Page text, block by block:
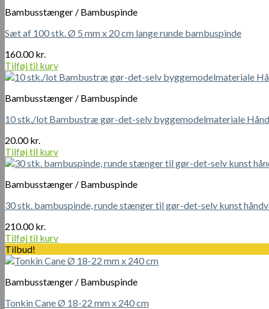
Bambusstænger / Bambuspinde
Sæt af 100 stk. Ø 5 mm x 20 cm lange runde bambuspinde
160.00kr.
Tilføj til kurv
Bambusstænger / Bambuspinde
10 stk./lot Bambustræ gør-det-selv byggemodelmateriale
20.00kr.
Tilføj til kurv
Bambusstænger / Bambuspinde
30 stk. bambuspinde, runde stænger til gør-det-selv kunst
210.00kr.
Tilføj til kurv
Tilbud!
Bambusstænger / Bambuspinde
Tonkin Cane Ø 18-22 mm x 240 cm